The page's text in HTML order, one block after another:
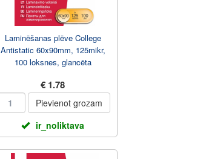
Laminēšanas plēve College
Antistatic 60x90mm, 125mikr,
100 loksnes, glancēta
€ 1.78
Pievienot grozam
ir_noliktava